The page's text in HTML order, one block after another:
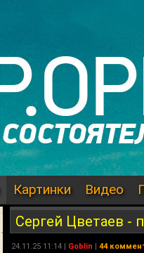
Картинки Видео
Сергей Цветаев -
24.11.25 11:14 | Goblin | 44